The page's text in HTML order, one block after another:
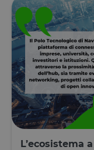
L’ecosistema